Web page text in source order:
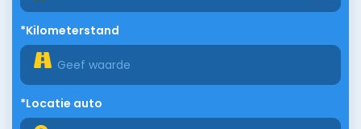
*Kilometerstand
*Locatie auto